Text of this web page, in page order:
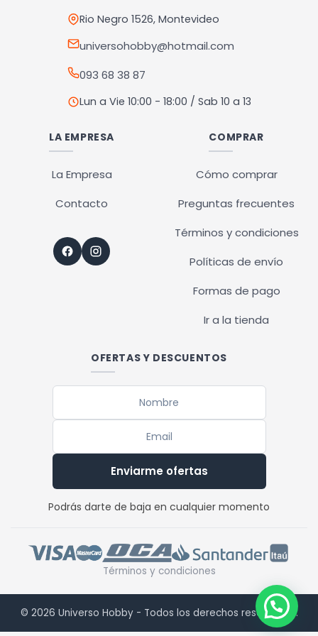
en
la
de
producto
Rio Negro 1526, Montevideo
universohobby@hotmail.com
093 68 38 87
Lun a Vie 10:00 - 18:00 / Sab 10 a 13
LA EMPRESA
La Empresa
Contacto
COMPRAR
Cómo comprar
Preguntas frecuentes
Términos y condiciones
Políticas de envío
Formas de pago
Ir a la tienda
OFERTAS Y DESCUENTOS
Enviarme ofertas
Podrás darte de baja en cualquier momento
Términos y condiciones
© 2026 Universo Hobby - Todos los derechos reservados.